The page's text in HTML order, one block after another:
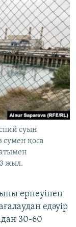
суын
сумен қоса
жыл.
ернеуінен
едәуір
30-60